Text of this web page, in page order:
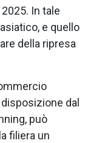
In tale
e quello
della ripresa
dal
può
filiera un